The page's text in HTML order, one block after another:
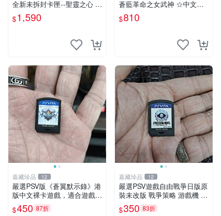
全新未拆封卡匣--聖靈之心 3
LOVE MAX
$1,590
蒼藍革命之女武神 ☆中文版
全新品【台中星光電玩】
$810
嘉藏珍品 12
嚴選PSV版《蒼翼默示錄》港
版中文裸卡遊戲，適合遊戲收
藏 蒼翼默示錄 PSV 港版 獨玩
$450 87折
嘉藏珍品 12
嚴選PSV遊戲自由戰爭日版原
裝未改版 戰爭策略 游戲機 遊
玩好物
$350 83折